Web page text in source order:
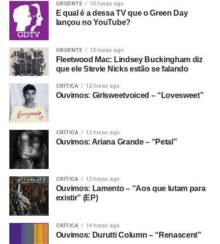
URGENTE 10 horas ago
E qual é a dessa TV que o Green Day
lançou no YouTube?
URGENTE 12 horas ago
Fleetwood Mac: Lindsey Buckingham diz
que ele Stevie Nicks estão se falando
CRÍTICA 12 horas ago
Ouvimos: Girlsweetvoiced – “Lovesweet”
CRÍTICA 12 horas ago
Ouvimos: Ariana Grande – “Petal”
CRÍTICA 12 horas ago
Ouvimos: Lamento – “Aos que lutam para
existir” (EP)
CRÍTICA 14 horas ago
Ouvimos: Durutti Column – “Renascent”